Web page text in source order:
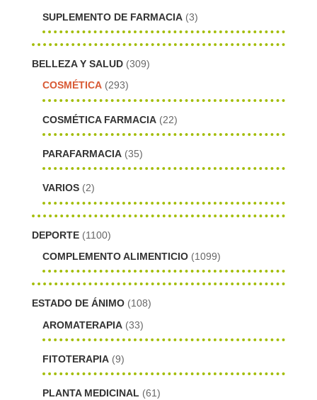
SUPLEMENTO DE FARMACIA (3)
BELLEZA Y SALUD (309)
COSMÉTICA (293)
COSMÉTICA FARMACIA (22)
PARAFARMACIA (35)
VARIOS (2)
DEPORTE (1100)
COMPLEMENTO ALIMENTICIO (1099)
ESTADO DE ÁNIMO (108)
AROMATERAPIA (33)
FITOTERAPIA (9)
PLANTA MEDICINAL (61)